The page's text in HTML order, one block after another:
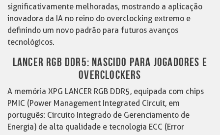
significativamente melhoradas, mostrando a aplicação
inovadora da IA no reino do overclocking extremo e
definindo um novo padrão para futuros avanços
tecnológicos.
LANCER RGB DDR5: NASCIDO PARA JOGADORES E
OVERCLOCKERS
A memória XPG LANCER RGB DDR5, equipada com chips
PMIC (Power Management Integrated Circuit, em
português: Circuito Integrado de Gerenciamento de
Energia) de alta qualidade e tecnologia ECC (Error